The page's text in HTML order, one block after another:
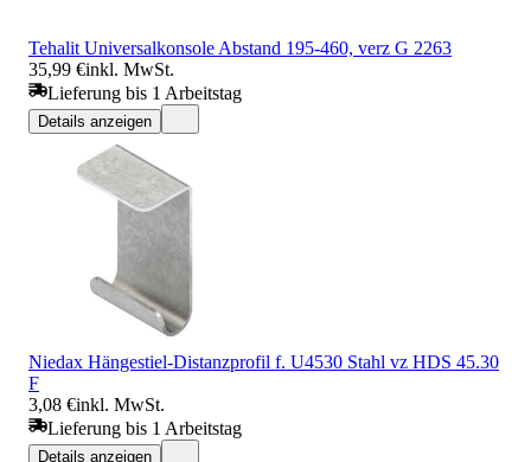
Tehalit Universalkonsole Abstand 195-460, verz G 2263
35,99 €inkl. MwSt.
Lieferung bis 1 Arbeitstag
Details anzeigen
Niedax Hängestiel-Distanzprofil f. U4530 Stahl vz HDS 45.30
F
3,08 €inkl. MwSt.
Lieferung bis 1 Arbeitstag
Details anzeigen